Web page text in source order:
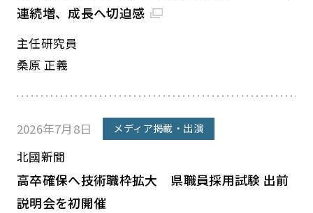
連続増、成長へ切迫感
主任研究員
桑原 正義
2026年7月8日 メディア掲載・出演
北國新聞
高卒確保へ技術職枠拡大 県職員採用試験 出前
説明会を初開催